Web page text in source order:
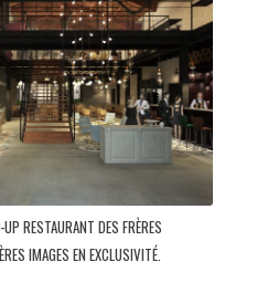
RESTAURANT DES FRÈRES
IMAGES EN EXCLUSIVITÉ.